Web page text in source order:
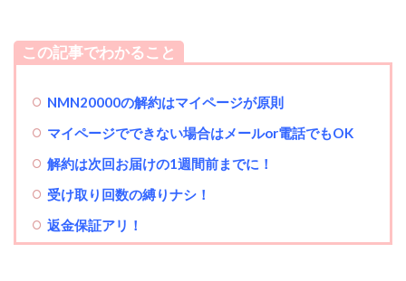
この記事でわかること
NMN20000の解約はマイページが原則
マイページでできない場合はメールor電話でもOK
解約は次回お届けの1週間前までに！
受け取り回数の縛りナシ！
返金保証アリ！